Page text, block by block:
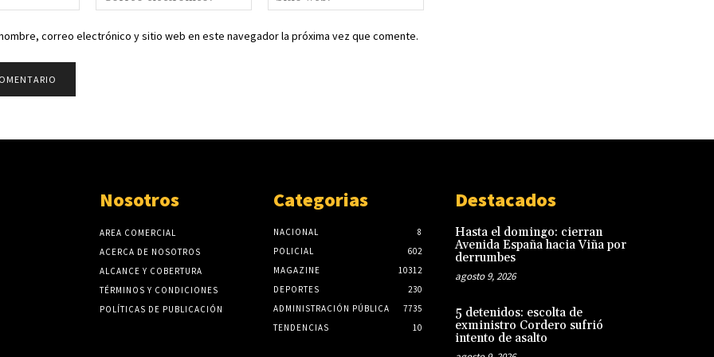
electrónico:* web:
correo electrónico y sitio web en este navegador la próxima vez que comente.
Nosotros
AREA COMERCIAL
ACERCA DE NOSOTROS
ALCANCE Y COBERTURA
TÉRMINOS Y CONDICIONES
POLÍTICAS DE PUBLICACIÓN
Categorias
NACIONAL
8
POLICIAL
602
MAGAZINE
10312
DEPORTES
230
ADMINISTRACIÓN PÚBLICA
7735
TENDENCIAS
10
Destacados
Hasta el domingo: cierran
Avenida España hacia Viña por
derrumbes
agosto 9, 2026
5 detenidos: escolta de
exministro Cordero sufrió
intento de asalto